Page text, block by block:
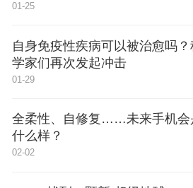
01-25
自身免疫性疾病可以被治愈吗？
学家们再次发起冲击
01-29
全柔性、自修复……未来手机会
什么样？
02-02